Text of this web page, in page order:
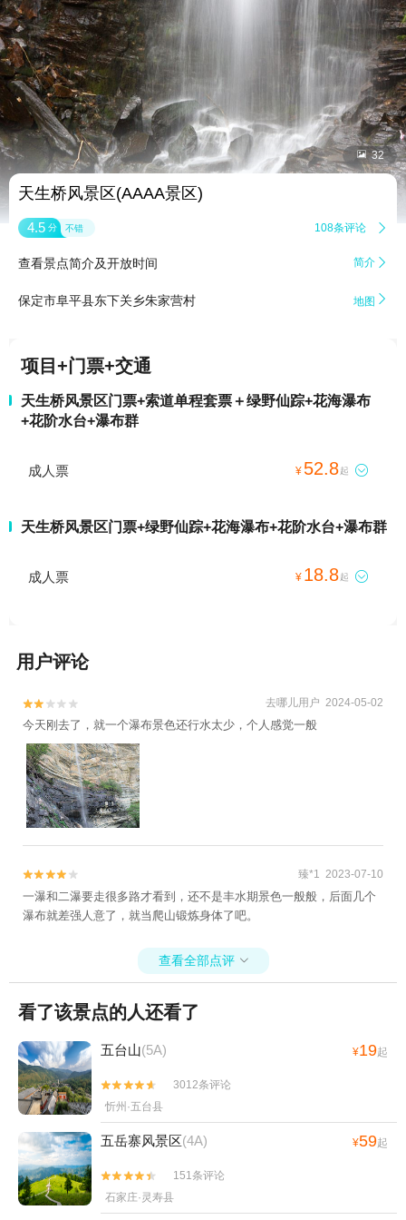
 32
天生桥风景区(AAAA景区)
4.5 分 不错 108条评论 
查看景点简介及开放时间 简介 
保定市阜平县东下关乡朱家营村 地图 
项目+门票+交通
天生桥风景区门票+索道单程套票＋绿野仙踪+花海瀑布
+花阶水台+瀑布群
成人票 ¥ 52.8起 
天生桥风景区门票+绿野仙踪+花海瀑布+花阶水台+瀑布群
成人票 ¥ 18.8起 
用户评论

 去哪儿用户 2024-05-02
今天刚去了，就一个瀑布景色还行水太少，个人感觉一般

 臻*1 2023-07-10
一瀑和二瀑要走很多路才看到，还不是丰水期景色一般般，后面几个
瀑布就差强人意了，就当爬山锻炼身体了吧。
查看全部点评 
看了该景点的人还看了
五台山(5A) ¥19起


3012条评论
忻州·五台县
五岳寨风景区(4A) ¥59起


151条评论
石家庄·灵寿县
